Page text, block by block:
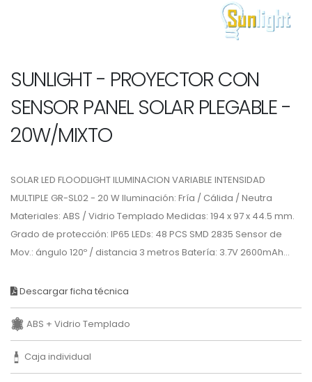
SUNLIGHT - PROYECTOR CON
SENSOR PANEL SOLAR PLEGABLE -
20W/MIXTO
SOLAR LED FLOODLIGHT ILUMINACION VARIABLE INTENSIDAD
MULTIPLE GR-SL02 - 20 W Iluminación: Fría / Cálida / Neutra
Materiales: ABS / Vidrio Templado Medidas: 194 x 97 x 44.5 mm.
Grado de protección: IP65 LEDs: 48 PCS SMD 2835 Sensor de
Mov.: ángulo 120º / distancia 3 metros Batería: 3.7V 2600mAh...
Descargar ficha técnica
ABS + Vidrio Templado
Caja individual